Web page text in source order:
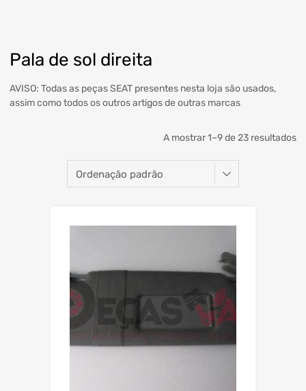
Pala de sol direita
AVISO: Todas as peças SEAT presentes nesta loja são usados,
assim como todos os outros artigos de outras marcas
A mostrar 1–9 de 23 resultados